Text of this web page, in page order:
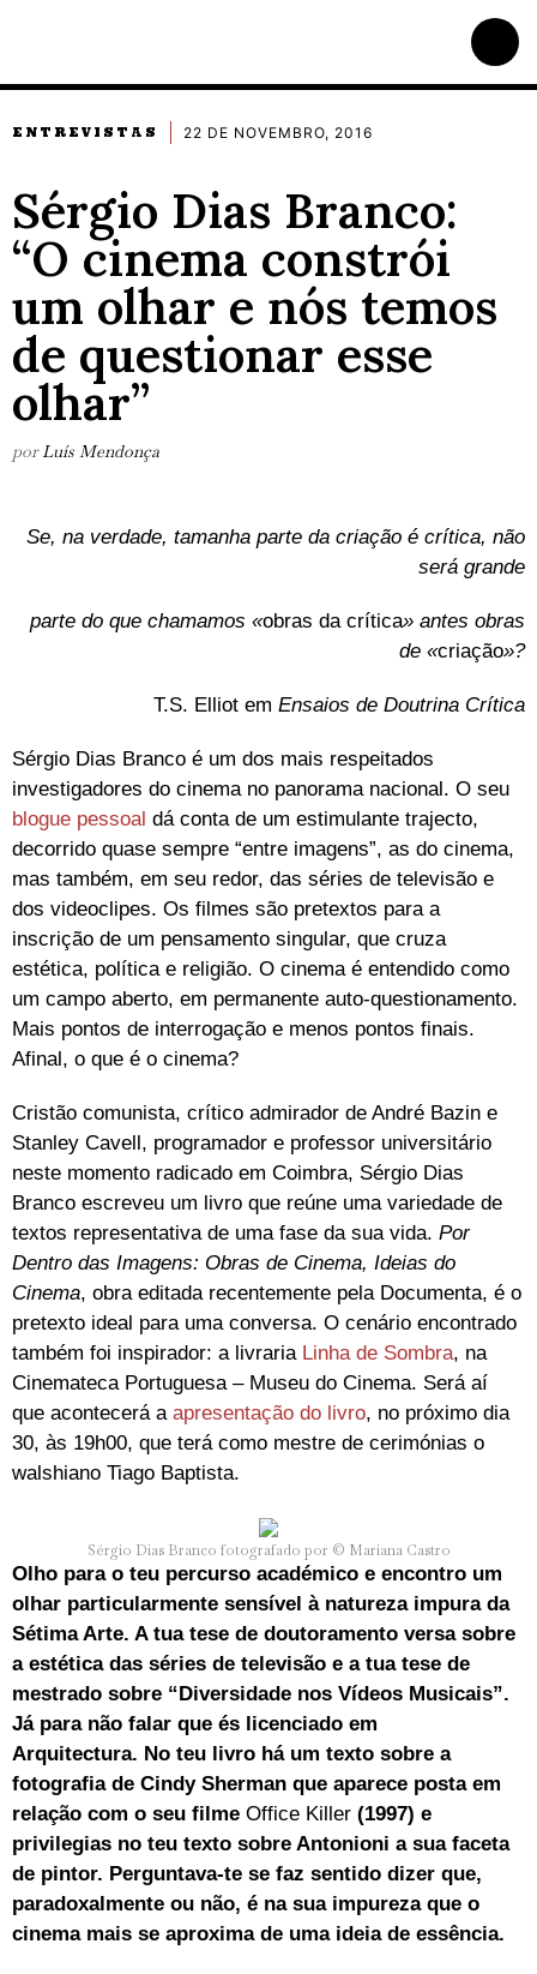
ENTREVISTAS 22 DE NOVEMBRO, 2016
Sérgio Dias Branco:
“O cinema constrói
um olhar e nós temos
de questionar esse
olhar”
porLuís Mendonça
Se, na verdade, tamanha parte da criação é crítica, não
será grande
parte do que chamamos «obras da crítica» antes obras
de «criação»?
T.S. Elliot em Ensaios de Doutrina Crítica
Sérgio Dias Branco é um dos mais respeitados
investigadores do cinema no panorama nacional. O seu
blogue pessoal dá conta de um estimulante trajecto,
decorrido quase sempre “entre imagens”, as do cinema,
mas também, em seu redor, das séries de televisão e
dos videoclipes. Os filmes são pretextos para a
inscrição de um pensamento singular, que cruza
estética, política e religião. O cinema é entendido como
um campo aberto, em permanente auto-questionamento.
Mais pontos de interrogação e menos pontos finais.
Afinal, o que é o cinema?
Cristão comunista, crítico admirador de André Bazin e
Stanley Cavell, programador e professor universitário
neste momento radicado em Coimbra, Sérgio Dias
Branco escreveu um livro que reúne uma variedade de
textos representativa de uma fase da sua vida. Por
Dentro das Imagens: Obras de Cinema, Ideias do
Cinema, obra editada recentemente pela Documenta, é o
pretexto ideal para uma conversa. O cenário encontrado
também foi inspirador: a livraria Linha de Sombra, na
Cinemateca Portuguesa – Museu do Cinema. Será aí
que acontecerá a apresentação do livro, no próximo dia
30, às 19h00, que terá como mestre de cerimónias o
walshiano Tiago Baptista.
Sérgio Dias Branco fotografado por © Mariana Castro
Olho para o teu percurso académico e encontro um
olhar particularmente sensível à natureza impura da
Sétima Arte. A tua tese de doutoramento versa sobre
a estética das séries de televisão e a tua tese de
mestrado sobre “Diversidade nos Vídeos Musicais”.
Já para não falar que és licenciado em
Arquitectura. No teu livro há um texto sobre a
fotografia de Cindy Sherman que aparece posta em
relação com o seu filme Office Killer (1997) e
privilegias no teu texto sobre Antonioni a sua faceta
de pintor. Perguntava-te se faz sentido dizer que,
paradoxalmente ou não, é na sua impureza que o
cinema mais se aproxima de uma ideia de essência.